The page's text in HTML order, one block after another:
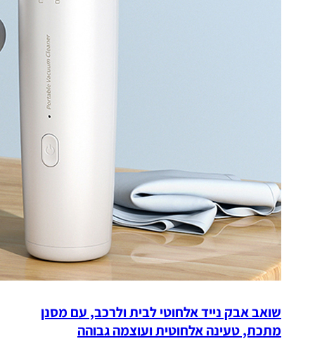
שואב אבק נייד אלחוטי לבית ולרכב, עם מסנן
מתכת, טעינה אלחוטית ועוצמה גבוהה